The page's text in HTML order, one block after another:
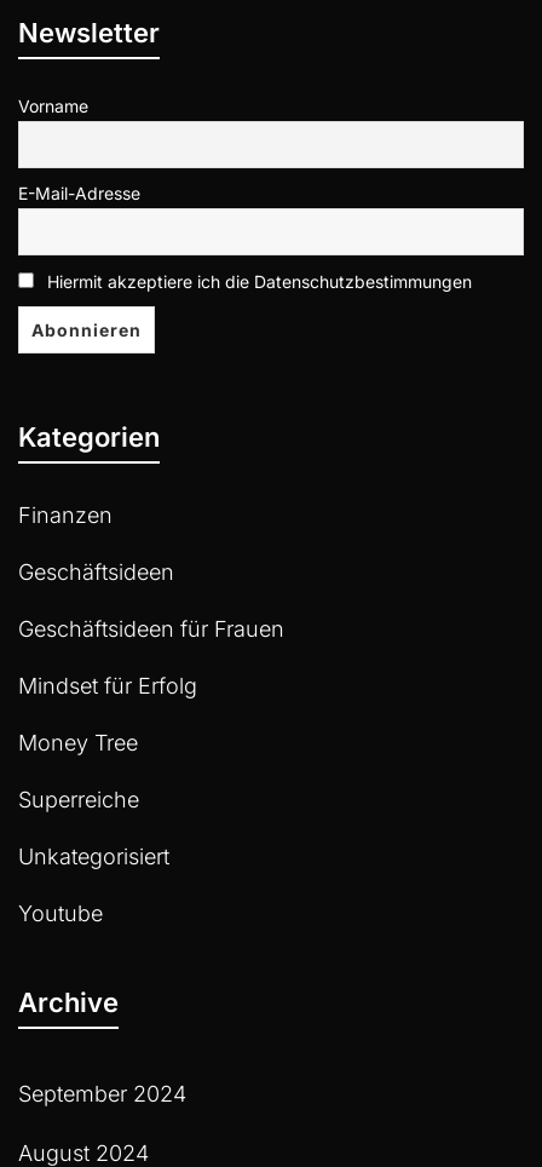
Newsletter
Vorname
E-Mail-Adresse
Hiermit akzeptiere ich die Datenschutzbestimmungen
Kategorien
Finanzen
Geschäftsideen
Geschäftsideen für Frauen
Mindset für Erfolg
Money Tree
Superreiche
Unkategorisiert
Youtube
Archive
September 2024
August 2024